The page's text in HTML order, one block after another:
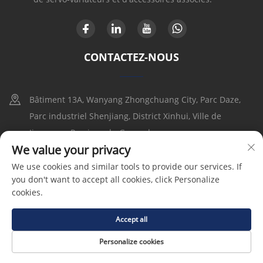
CONTACTEZ-NOUS
Bâtiment 13A, Wanyang Zhongchuang City, Parc Daze,
Parc industriel Shenjiang, District Xinhui, Ville de
Jiangmen, Province du Guangdong
+86-17316086390
[email protected]
Droits d'auteur © 2025 Goldbell Electric Drives and Controls
(Shenzhen) Co., Ltd | Politique de confidentialité
We value your privacy
We use cookies and similar tools to provide our services. If
you don't want to accept all cookies, click Personalize
cookies.
Personalize cookies
Accept all